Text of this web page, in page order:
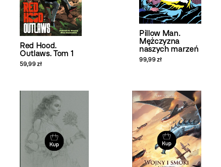
Red Hood.
Outlaws. Tom 1
59,99 zł
Pillow Man.
Mężczyzna
naszych marzeń
99,99 zł
Kup Kup